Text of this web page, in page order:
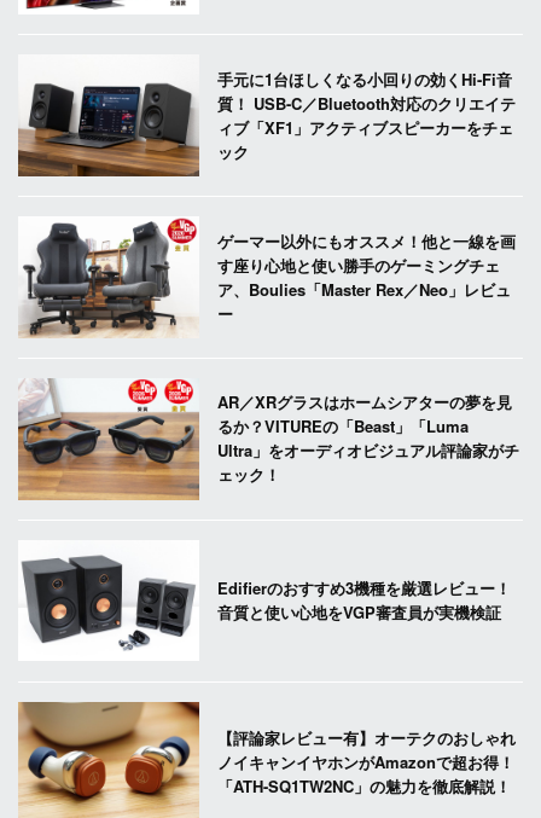
手元に1台ほしくなる小回りの効くHi-Fi音
質！ USB-C／Bluetooth対応のクリエイテ
ィブ「XF1」アクティブスピーカーをチェ
ック
ゲーマー以外にもオススメ！他と一線を画
す座り心地と使い勝手のゲーミングチェ
ア、Boulies「Master Rex／Neo」レビュ
ー
AR／XRグラスはホームシアターの夢を見
るか？VITUREの「Beast」「Luma
Ultra」をオーディオビジュアル評論家がチ
ェック！
Edifierのおすすめ3機種を厳選レビュー！
音質と使い心地をVGP審査員が実機検証
【評論家レビュー有】オーテクのおしゃれ
ノイキャンイヤホンがAmazonで超お得！
「ATH-SQ1TW2NC」の魅力を徹底解説！